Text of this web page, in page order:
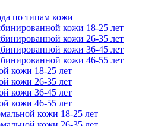
по типам кожи
кожи 18-25 лет
кожи 26-35 лет
кожи 36-45 лет
кожи 46-55 лет
кожи 18-25 лет
кожи 26-35 лет
кожи 36-45 лет
кожи 46-55 лет
кожи 18-25 лет